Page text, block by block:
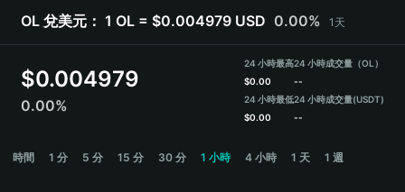
Português (Portugal)
हिन्दी
Español (Argentina)
OL 兌美元： 1 OL = $0.004979 USD 0.00% 1天
$0.004979
0.00%
24 小時最高
$0.00
24 小時最低
$0.00
24 小時成交量（OL）
--
24 小時成交量(USDT)
--
時間 1 分 5 分 15 分 30 分 1 小時 4 小時 1 天 1 週